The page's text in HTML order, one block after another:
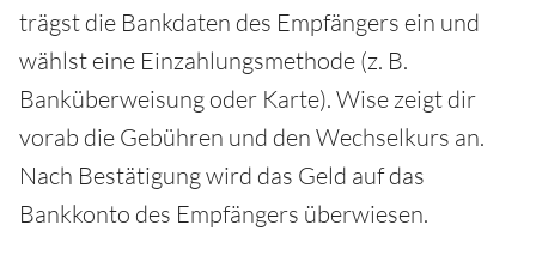
trägst die Bankdaten des Empfängers ein und
wählst eine Einzahlungsmethode (z. B.
Banküberweisung oder Karte). Wise zeigt dir
vorab die Gebühren und den Wechselkurs an.
Nach Bestätigung wird das Geld auf das
Bankkonto des Empfängers überwiesen.